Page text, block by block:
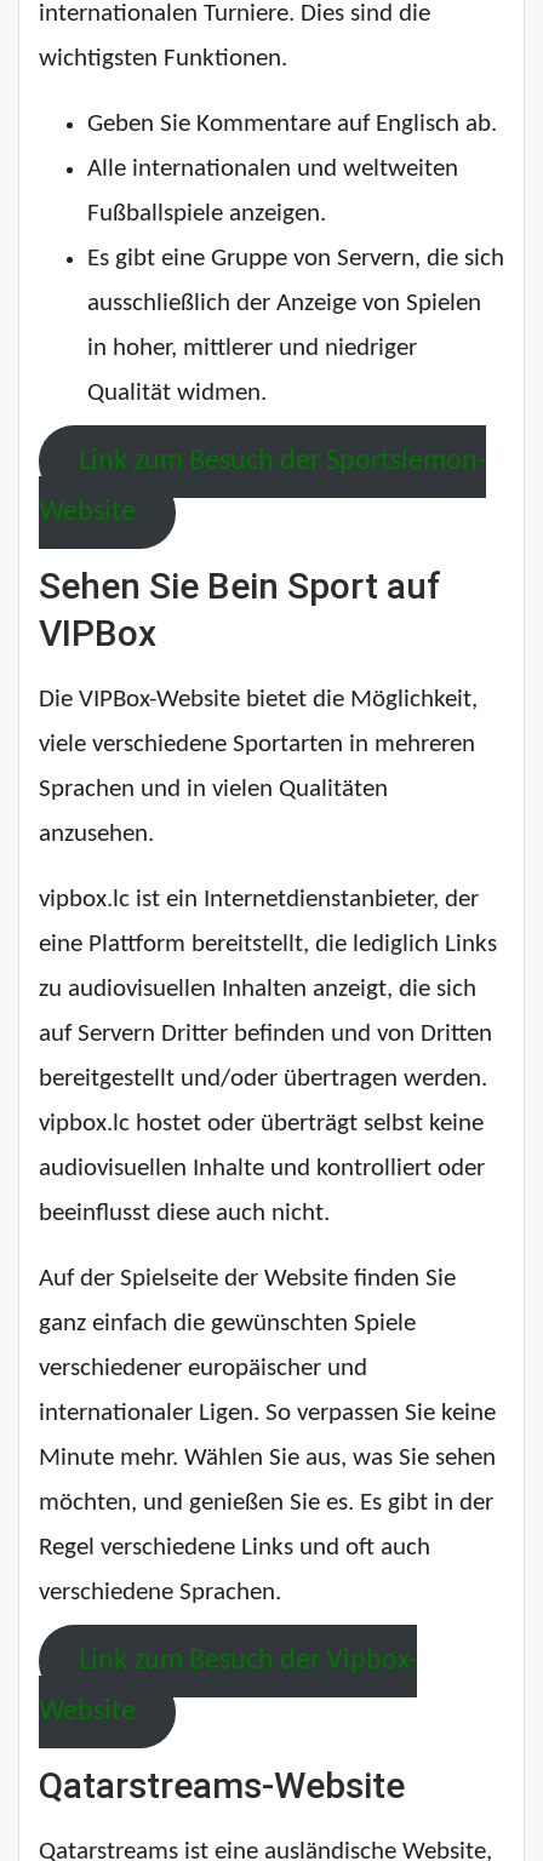
internationalen Turniere. Dies sind die
wichtigsten Funktionen.
Geben Sie Kommentare auf Englisch ab.
Alle internationalen und weltweiten
Fußballspiele anzeigen.
Es gibt eine Gruppe von Servern, die sich
ausschließlich der Anzeige von Spielen
in hoher, mittlerer und niedriger
Qualität widmen.
Link zum Besuch der Sportslemon-
Website
Sehen Sie Bein Sport auf
VIPBox
Die VIPBox-Website bietet die Möglichkeit,
viele verschiedene Sportarten in mehreren
Sprachen und in vielen Qualitäten
anzusehen.
vipbox.lc ist ein Internetdienstanbieter, der
eine Plattform bereitstellt, die lediglich Links
zu audiovisuellen Inhalten anzeigt, die sich
auf Servern Dritter befinden und von Dritten
bereitgestellt und/oder übertragen werden.
vipbox.lc hostet oder überträgt selbst keine
audiovisuellen Inhalte und kontrolliert oder
beeinflusst diese auch nicht.
Auf der Spielseite der Website finden Sie
ganz einfach die gewünschten Spiele
verschiedener europäischer und
internationaler Ligen. So verpassen Sie keine
Minute mehr. Wählen Sie aus, was Sie sehen
möchten, und genießen Sie es. Es gibt in der
Regel verschiedene Links und oft auch
verschiedene Sprachen.
Link zum Besuch der Vipbox-
Website
Qatarstreams-Website
Qatarstreams ist eine ausländische Website,